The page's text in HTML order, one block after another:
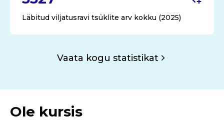
Läbitud viljatusravi tsüklite arv kokku (2025)
Vaata kogu statistikat
Ole kursis